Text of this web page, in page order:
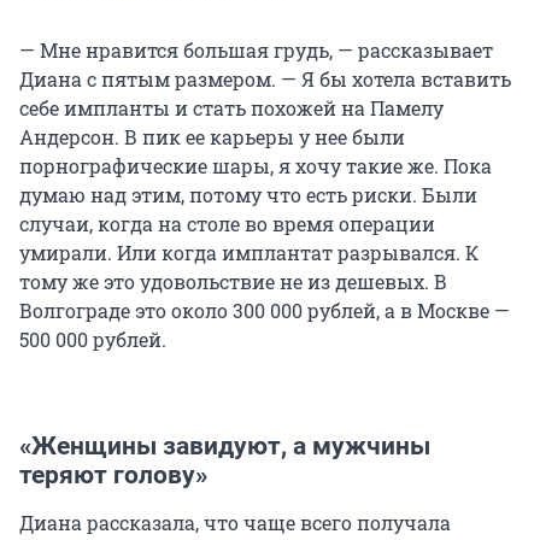
— Мне нравится большая грудь, — рассказывает
Диана с пятым размером. — Я бы хотела вставить
себе импланты и стать похожей на Памелу
Андерсон. В пик ее карьеры у нее были
порнографические шары, я хочу такие же. Пока
думаю над этим, потому что есть риски. Были
случаи, когда на столе во время операции
умирали. Или когда имплантат разрывался. К
тому же это удовольствие не из дешевых. В
Волгограде это около 300 000 рублей, а в Москве —
500 000 рублей.
«Женщины завидуют, а мужчины
теряют голову»
Диана рассказала, что чаще всего получала